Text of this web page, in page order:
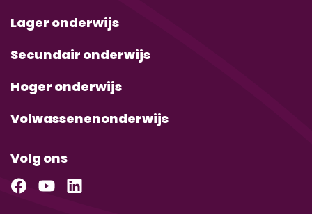
Lager onderwijs
Secundair onderwijs
Hoger onderwijs
Volwassenenonderwijs
Volg ons